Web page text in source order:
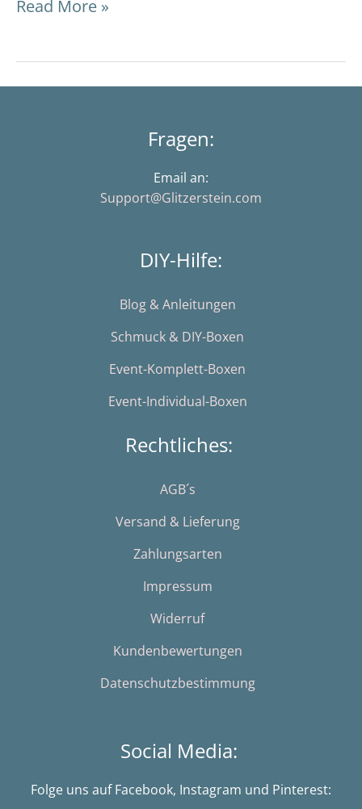
Read More »
Fragen:
Email an:
Support@Glitzerstein.com
DIY-Hilfe:
Blog & Anleitungen
Schmuck & DIY-Boxen
Event-Komplett-Boxen
Event-Individual-Boxen
Rechtliches:
AGB´s
Versand & Lieferung
Zahlungsarten
Impressum
Widerruf
Kundenbewertungen
Datenschutzbestimmung
Social Media:
Folge uns auf Facebook, Instagram und Pinterest: